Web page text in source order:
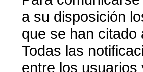
a su disposición
que se han citado
Todas las
entre los usuarios